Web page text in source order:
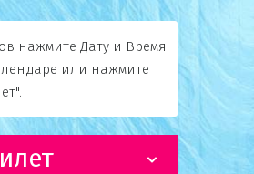
нажмите Дату и Время
или нажмите